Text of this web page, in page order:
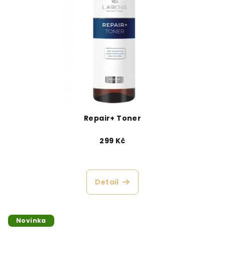
Repair+ Toner
299 Kč
Detail
Novinka